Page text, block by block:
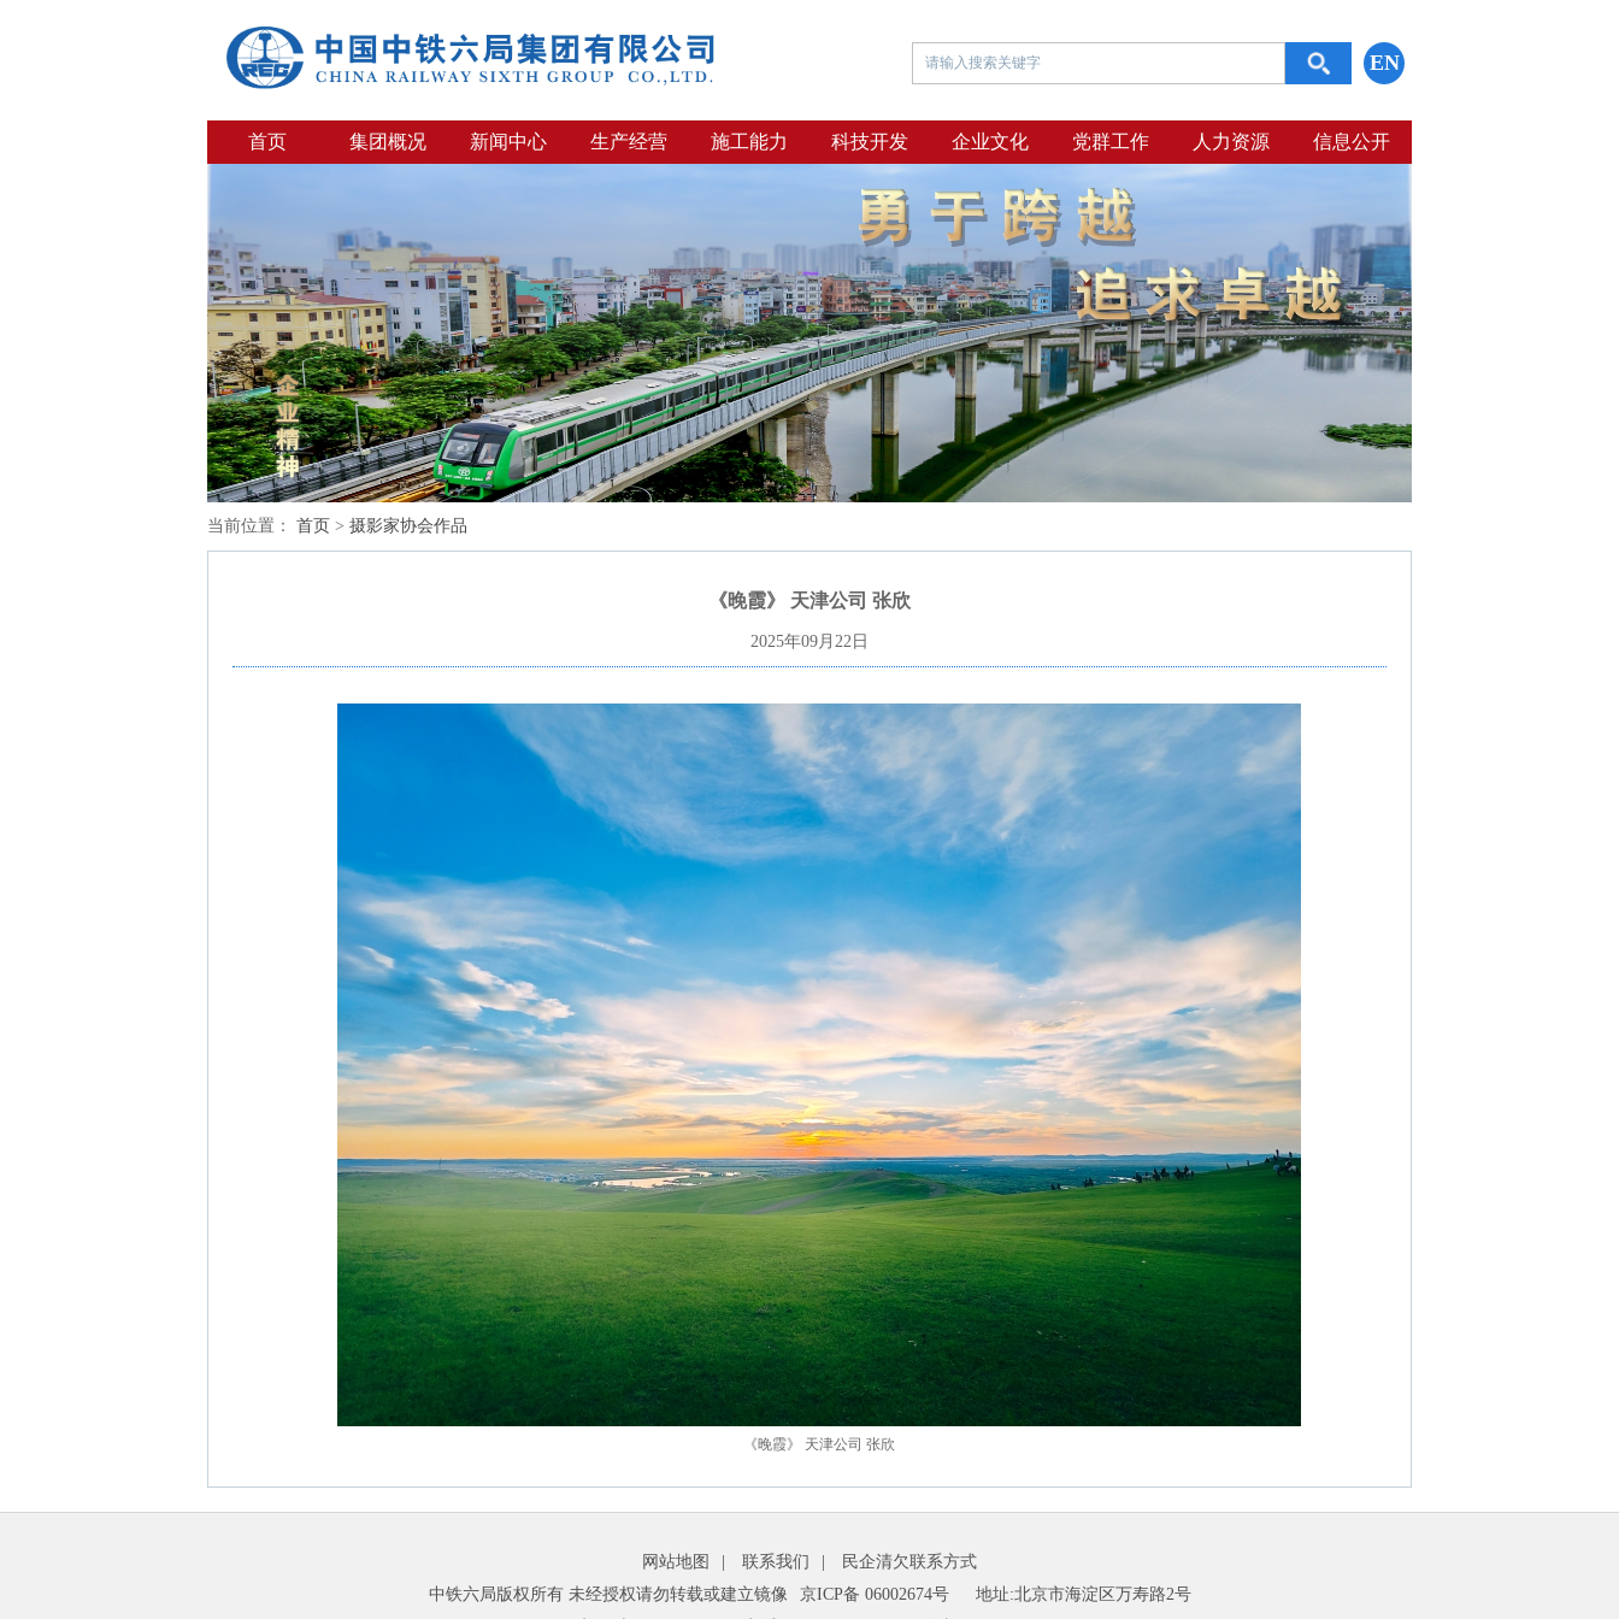
EN
首页 集团概况 新闻中心 生产经营 施工能力 科技开发 企业文化 党群工作 人力资源 信息公开
当前位置： 首页 > 摄影家协会作品
《晚霞》 天津公司 张欣
2025年09月22日
《晚霞》 天津公司 张欣
网站地图 联系我们
民企清欠联系方式
中铁六局版权所有 未经授权请勿转载或建立镜像
京ICP备 06002674号
地址:北京市海淀区万寿路2号